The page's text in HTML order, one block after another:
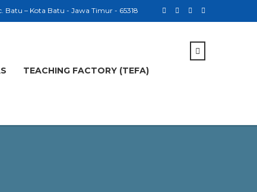
Batu – Kota Batu - Jawa Timur - 65318
TEACHING FACTORY (TEFA)